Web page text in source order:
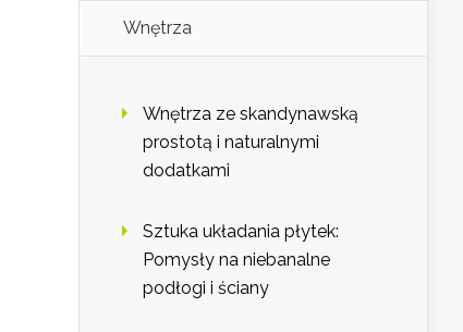
Wnętrza
Wnętrza ze skandynawską
prostotą i naturalnymi
dodatkami
Sztuka układania płytek:
Pomysły na niebanalne
podłogi i ściany